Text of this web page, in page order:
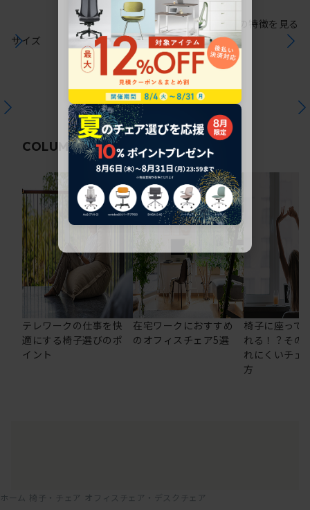
サイズ
シリーズの特徴を見る
COLUMN関連コラム
テレワークの仕事を快
適にする椅子選びのポ
イント
在宅ワークにおすすめ
のオフィスチェア5選
椅子に座って
れる！？その
れにくいチェ
方
ホーム 椅子・チェア オフィスチェア・デスクチェア